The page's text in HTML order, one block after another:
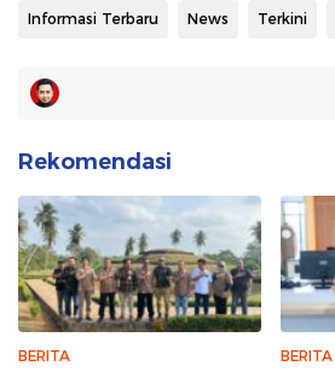
Informasi Terbaru News Terkini
Rekomendasi
BERITA BERITA